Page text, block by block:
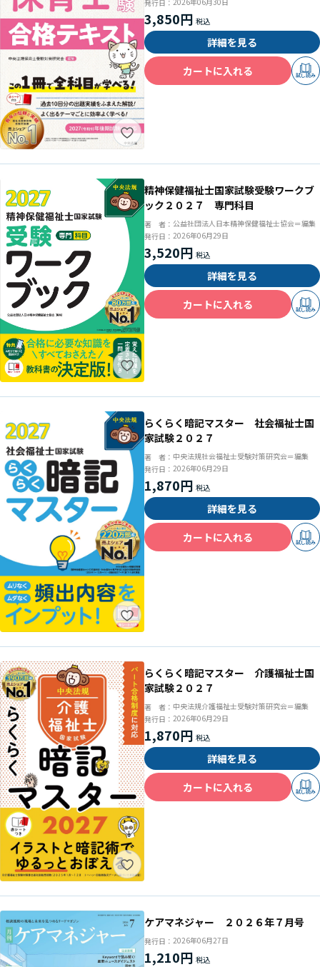
発行日：
3,850円
詳細を見る
カートに入れる
試し読み
精神保健福祉士国家試験受験ワークブ
ック２０２７ 専門科目
著 者： 公益社団法人日本精神保健福祉士協会＝編集
発行日： 2026年06月29日
3,520円
詳細を見る
カートに入れる
試し読み
らくらく暗記マスター 社会福祉士国
家試験２０２７
著 者： 中央法規社会福祉士受験対策研究会＝編集
発行日： 2026年06月29日
1,870円
詳細を見る
カートに入れる
試し読み
らくらく暗記マスター 介護福祉士国
家試験２０２７
著 者： 中央法規介護福祉士受験対策研究会＝編集
発行日： 2026年06月29日
1,870円
詳細を見る
カートに入れる
試し読み
ケアマネジャー ２０２６年７月号
発行日： 2026年06月27日
1,210円